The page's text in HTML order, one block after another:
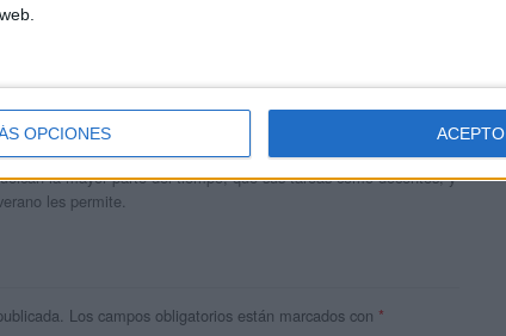
OPCIONES ACEPTO
blog, es la apuesta personal de dos profesores Ginés y
son los encargados de los contenidos que encontramos
la mayor parte del tiempo, que sus tareas como docentes, y
les permite.
Los campos obligatorios están marcados con *